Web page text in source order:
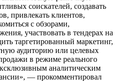
соискателей, создавать
привлекать клиентов,
с обзорами,
участвовать в тендерах на
таргетированный маркетинг,
аудиторию или целевых
в режиме реального
аналитическим
— прокомментировал